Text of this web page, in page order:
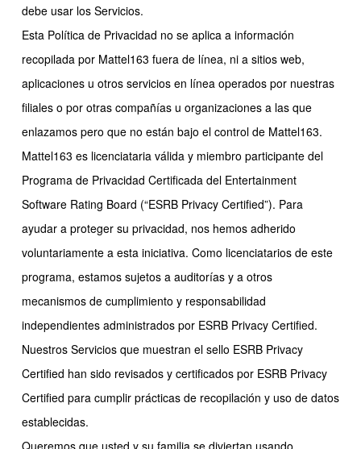
debe usar los Servicios.
Esta Política de Privacidad no se aplica a información
recopilada por Mattel163 fuera de línea, ni a sitios web,
aplicaciones u otros servicios en línea operados por nuestras
filiales o por otras compañías u organizaciones a las que
enlazamos pero que no están bajo el control de Mattel163.
Mattel163 es licenciataria válida y miembro participante del
Programa de Privacidad Certificada del Entertainment
Software Rating Board (“ESRB Privacy Certified”). Para
ayudar a proteger su privacidad, nos hemos adherido
voluntariamente a esta iniciativa. Como licenciatarios de este
programa, estamos sujetos a auditorías y a otros
mecanismos de cumplimiento y responsabilidad
independientes administrados por ESRB Privacy Certified.
Nuestros Servicios que muestran el sello ESRB Privacy
Certified han sido revisados y certificados por ESRB Privacy
Certified para cumplir prácticas de recopilación y uso de datos
establecidas.